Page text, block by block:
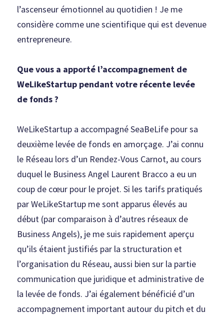
l’ascenseur émotionnel au quotidien ! Je me
considère comme une scientifique qui est devenue
entrepreneure.
Que vous a apporté l’accompagnement de
WeLikeStartup pendant votre récente levée
de fonds ?
WeLikeStartup a accompagné SeaBeLife pour sa
deuxième levée de fonds en amorçage. J’ai connu
le Réseau lors d’un Rendez-Vous Carnot, au cours
duquel le Business Angel Laurent Bracco a eu un
coup de cœur pour le projet. Si les tarifs pratiqués
par WeLikeStartup me sont apparus élevés au
début (par comparaison à d’autres réseaux de
Business Angels), je me suis rapidement aperçu
qu’ils étaient justifiés par la structuration et
l’organisation du Réseau, aussi bien sur la partie
communication que juridique et administrative de
la levée de fonds. J’ai également bénéficié d’un
accompagnement important autour du pitch et du